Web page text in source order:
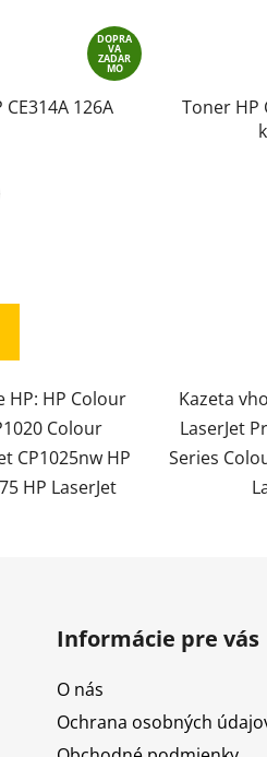
DOPRA
VA
ZADAR
MO
126A
HP Colour
Colour
CP1025nw HP
HP LaserJet
Toner HP
Kazeta
LaserJet
Series
Informácie pre vás
O nás
Ochrana osobných